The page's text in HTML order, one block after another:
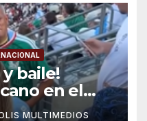
y baile!
en el
viraliza
MULTIMEDIOS